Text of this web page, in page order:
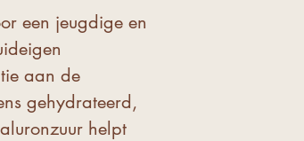
een jeugdige en
aan de
gehydrateerd,
helpt